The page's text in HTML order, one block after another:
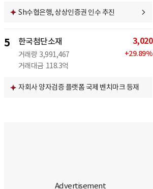
Sh수협은행, 상상인증권 인수 추진
5 한국첨단소재
거래량 3,991,467
거래대금 118.3억
3,020
+29.89%
자회사 양자검증 플랫폼 국제 벤치마크 등재